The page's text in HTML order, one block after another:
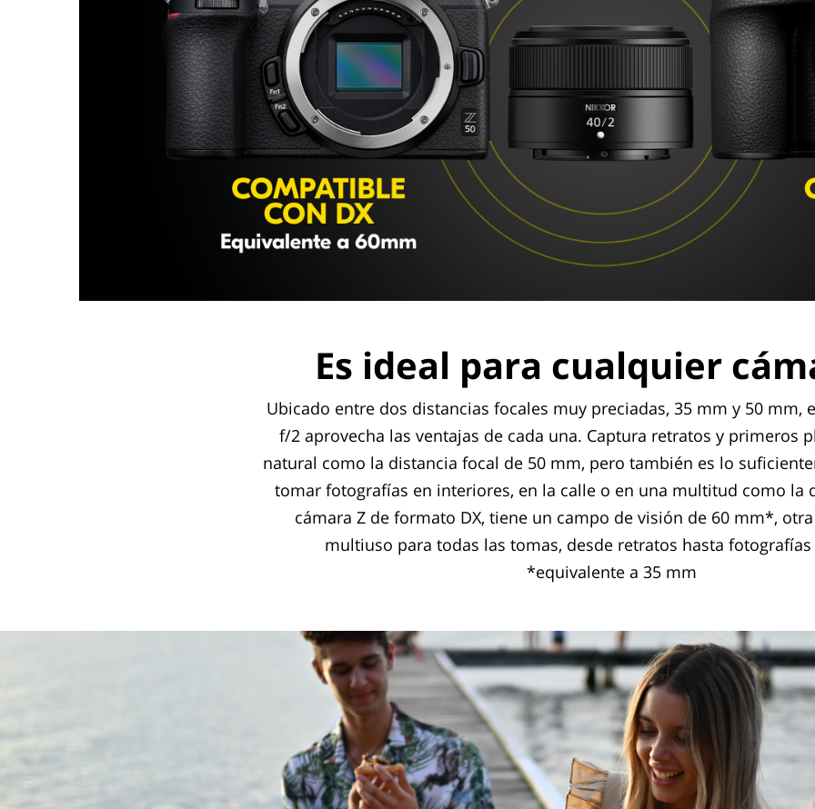
Es ideal para cualquier
Ubicado entre dos distancias focales muy preciadas, 35 mm y 50 mm,
f/2 aprovecha las ventajas de cada una. Captura retratos y primeros
natural como la distancia focal de 50 mm, pero también es lo
tomar fotografías en interiores, en la calle o en una multitud como la
cámara Z de formato DX, tiene un campo de visión de 60 mm*,
multiuso para todas las tomas, desde retratos hasta
*equivalente a 35 mm